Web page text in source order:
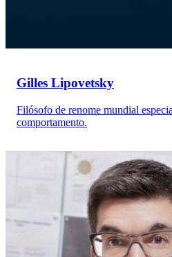
Gilles Lipovetsky
Filósofo de renome mundial
comportamento.